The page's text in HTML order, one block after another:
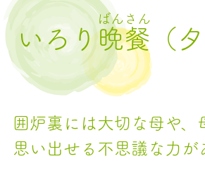
いろり晩餐
ばんさん
（
囲炉裏には大切な母や、
思い出せる不思議な力が